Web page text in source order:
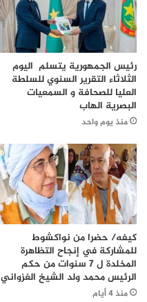
رئيس الجمهورية يتسلم اليوم
الثلاثاء التقرير السنوي للسلطة
العليا للصحافة و السمعيات
البصرية الهاب
منذ يوم واحد
كيفه/ حضرا من نواكشوط
للمشاركة في إنجاح التظاهرة
المخلدة ل 7 سنوات من حكم
الرئيس محمد ولد الشيخ الغزواني
منذ 4 أيام